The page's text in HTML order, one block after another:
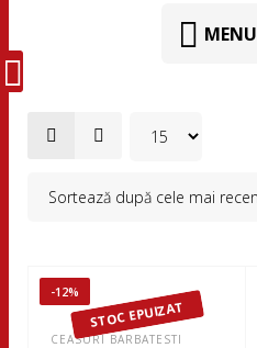
MENU
-12%
STOC EPUIZAT
CEASURI BARBATESTI